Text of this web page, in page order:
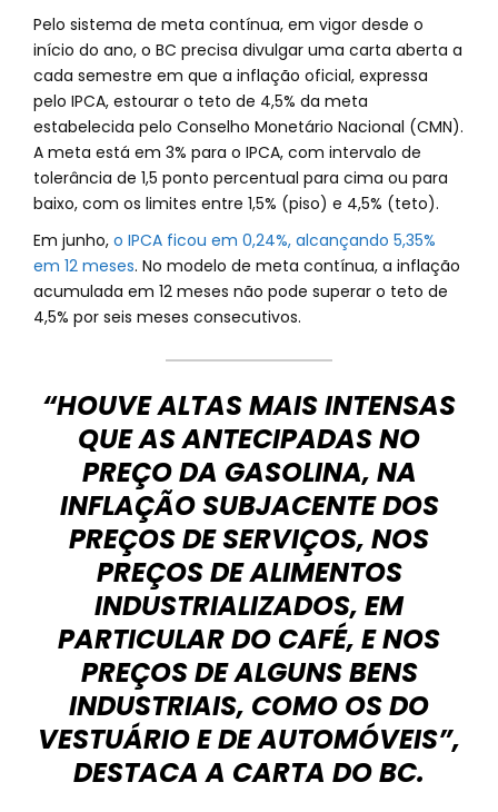
Pelo sistema de meta contínua, em vigor desde o
início do ano, o BC precisa divulgar uma carta aberta a
cada semestre em que a inflação oficial, expressa
pelo IPCA, estourar o teto de 4,5% da meta
estabelecida pelo Conselho Monetário Nacional (CMN).
A meta está em 3% para o IPCA, com intervalo de
tolerância de 1,5 ponto percentual para cima ou para
baixo, com os limites entre 1,5% (piso) e 4,5% (teto).
Em junho, o IPCA ficou em 0,24%, alcançando 5,35%
em 12 meses. No modelo de meta contínua, a inflação
acumulada em 12 meses não pode superar o teto de
4,5% por seis meses consecutivos.
“HOUVE ALTAS MAIS INTENSAS
QUE AS ANTECIPADAS NO
PREÇO DA GASOLINA, NA
INFLAÇÃO SUBJACENTE DOS
PREÇOS DE SERVIÇOS, NOS
PREÇOS DE ALIMENTOS
INDUSTRIALIZADOS, EM
PARTICULAR DO CAFÉ, E NOS
PREÇOS DE ALGUNS BENS
INDUSTRIAIS, COMO OS DO
VESTUÁRIO E DE AUTOMÓVEIS”,
DESTACA A CARTA DO BC.